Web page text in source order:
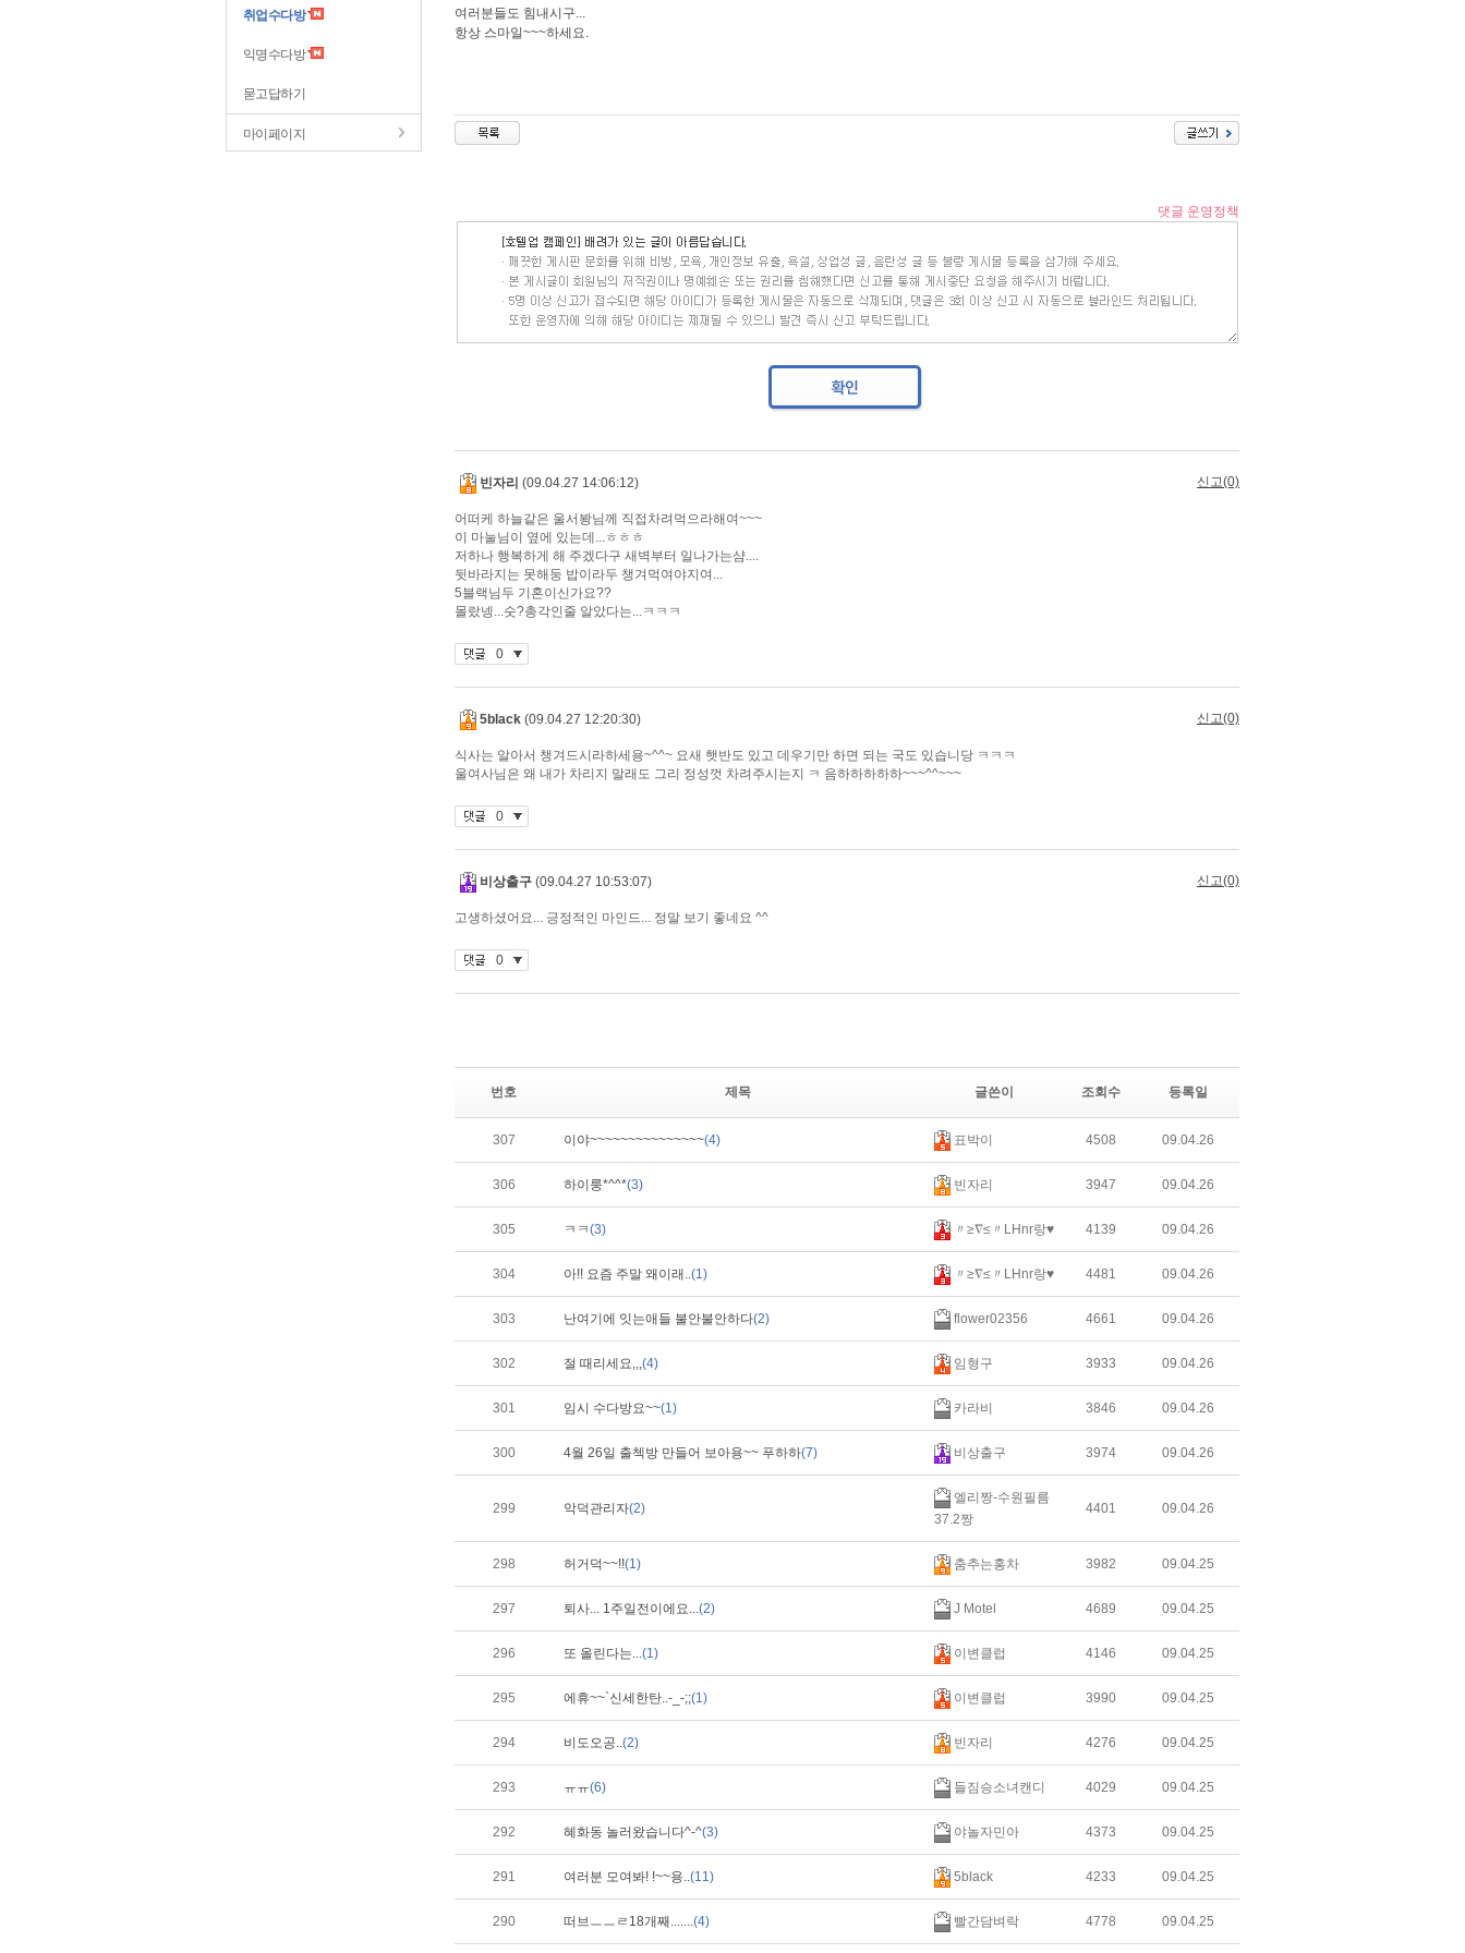
취업수다방
익명수다방
묻고답하기
마이페이지
여러분들도 힘내시구...
항상 스마일~~~하세요.
번호 제목 글쓴이 조회수 등록일
307 이야~~~~~~~~~~~~~~~(4) 표박이 4508 09.04.26
306 하이룽*^^*(3) 빈자리 3947 09.04.26
305 ㅋㅋ(3) 〃≥∇≤〃LHnr랑♥ 4139 09.04.26
304 아!! 요즘 주말 왜이래..(1) 〃≥∇≤〃LHnr랑♥ 4481 09.04.26
303 난여기에 잇는애들 불안불안하다(2) flower02356 4661 09.04.26
302 절 때리세요,,,(4) 임형구 3933 09.04.26
301 임시 수다방요~~(1) 카라비 3846 09.04.26
300 4월 26일 출첵방 만들어 보아용~~ 푸하하(7) 비상출구 3974 09.04.26
299 악덕관리자(2)
엘리짱-수원필름
37.2짱
4401 09.04.26
298 허거덕~~!!(1) 춤추는홍차 3982 09.04.25
297 퇴사... 1주일전이에요...(2) J Motel 4689 09.04.25
296 또 올린다는...(1) 이변클럽 4146 09.04.25
295 에휴~~`신세한탄..-_-;;(1) 이변클럽 3990 09.04.25
294 비도오공..(2) 빈자리 4276 09.04.25
293 ㅠㅠ(6) 들짐승소녀캔디 4029 09.04.25
292 혜화동 놀러왔습니다^-^(3) 야놀자민아 4373 09.04.25
291 여러분 모여봐! !~~용..(11) 5black 4233 09.04.25
290 떠브ㅡㅡㄹ18개째.......(4) 빨간담벼락 4778 09.04.25